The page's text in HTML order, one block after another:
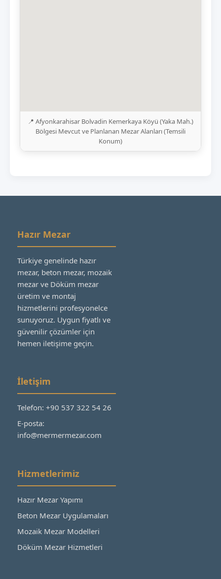
📍 Afyonkarahisar Bolvadin Kemerkaya Köyü (Yaka Mah.)
Bölgesi Mevcut ve Planlanan Mezar Alanları (Temsili
Konum)
Hazır Mezar
Türkiye genelinde hazır
mezar, beton mezar, mozaik
mezar ve Döküm mezar
üretim ve montaj
hizmetlerini profesyonelce
sunuyoruz. Uygun fiyatlı ve
güvenilir çözümler için
hemen iletişime geçin.
İletişim
Telefon: +90 537 322 54 26
E-posta:
info@mermermezar.com
Hizmetlerimiz
Hazır Mezar Yapımı
Beton Mezar Uygulamaları
Mozaik Mezar Modelleri
Döküm Mezar Hizmetleri